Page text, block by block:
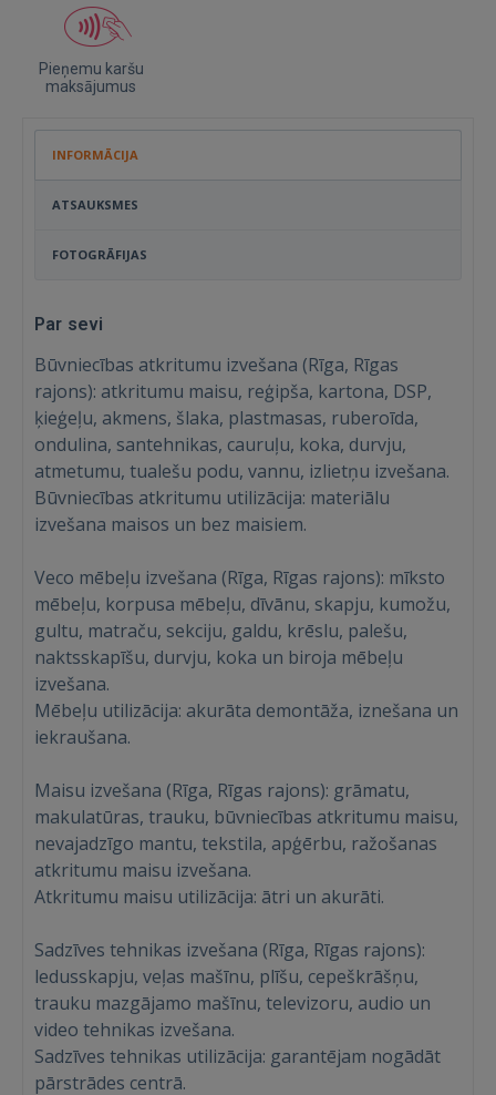
Pieņemu karšu
maksājumus
INFORMĀCIJA
ATSAUKSMES
FOTOGRĀFIJAS
Par sevi
Būvniecības atkritumu izvešana (Rīga, Rīgas
rajons): atkritumu maisu, reģipša, kartona, DSP,
ķieģeļu, akmens, šlaka, plastmasas, ruberoīda,
ondulina, santehnikas, cauruļu, koka, durvju,
atmetumu, tualešu podu, vannu, izlietņu izvešana.
Būvniecības atkritumu utilizācija: materiālu
izvešana maisos un bez maisiem.
Veco mēbeļu izvešana (Rīga, Rīgas rajons): mīksto
mēbeļu, korpusa mēbeļu, dīvānu, skapju, kumožu,
gultu, matraču, sekciju, galdu, krēslu, palešu,
naktsskapīšu, durvju, koka un biroja mēbeļu
izvešana.
Mēbeļu utilizācija: akurāta demontāža, iznešana un
iekraušana.
Maisu izvešana (Rīga, Rīgas rajons): grāmatu,
makulatūras, trauku, būvniecības atkritumu maisu,
nevajadzīgo mantu, tekstila, apģērbu, ražošanas
atkritumu maisu izvešana.
Atkritumu maisu utilizācija: ātri un akurāti.
Sadzīves tehnikas izvešana (Rīga, Rīgas rajons):
ledusskapju, veļas mašīnu, plīšu, cepeškrāšņu,
trauku mazgājamo mašīnu, televizoru, audio un
video tehnikas izvešana.
Sadzīves tehnikas utilizācija: garantējam nogādāt
pārstrādes centrā.